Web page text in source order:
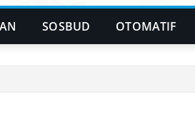
SOSBUD OTOMATIF